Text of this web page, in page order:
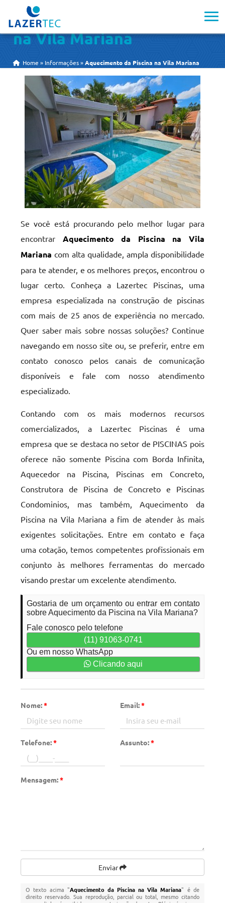
Aquecimento da Piscina
na Vila Mariana
Home » Informações »Aquecimento da Piscina na Vila Mariana
Se você está procurando pelo melhor lugar para
encontrar Aquecimento da Piscina na Vila
Mariana com alta qualidade, ampla disponibilidade
para te atender, e os melhores preços, encontrou o
lugar certo. Conheça a Lazertec Piscinas, uma
empresa especializada na construção de piscinas
com mais de 25 anos de experiência no mercado.
Quer saber mais sobre nossas soluções? Continue
navegando em nosso site ou, se preferir, entre em
contato conosco pelos canais de comunicação
disponíveis e fale com nosso atendimento
especializado.
Contando com os mais modernos recursos
comercializados, a Lazertec Piscinas é uma
empresa que se destaca no setor de PISCINAS pois
oferece não somente Piscina com Borda Infinita,
Aquecedor na Piscina, Piscinas em Concreto,
Construtora de Piscina de Concreto e Piscinas
Condominios, mas também, Aquecimento da
Piscina na Vila Mariana a fim de atender às mais
exigentes solicitações. Entre em contato e faça
uma cotação, temos competentes profissionais em
conjunto às melhores ferramentas do mercado
visando prestar um excelente atendimento.
Gostaria de um orçamento ou entrar em contato
sobre Aquecimento da Piscina na Vila Mariana?
Fale conosco pelo telefone
(11) 91063-0741
Ou em nosso WhatsApp
Clicando aqui
Nome:* Email:*
Telefone:* Assunto:*
Mensagem:*
Enviar
O texto acima "Aquecimento da Piscina na Vila Mariana" é de
direito reservado. Sua reprodução, parcial ou total, mesmo citando